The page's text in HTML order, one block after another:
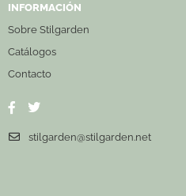
INFORMACIÓN
Sobre Stilgarden
Catálogos
Contacto
stilgarden@stilgarden.net